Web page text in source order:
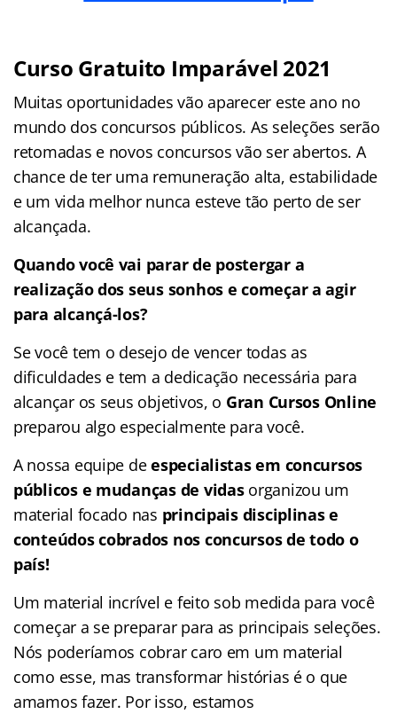
Curso Gratuito Imparável 2021
Muitas oportunidades vão aparecer este ano no
mundo dos concursos públicos. As seleções serão
retomadas e novos concursos vão ser abertos. A
chance de ter uma remuneração alta, estabilidade
e um vida melhor nunca esteve tão perto de ser
alcançada.
Quando você vai parar de postergar a
realização dos seus sonhos e começar a agir
para alcançá-los?
Se você tem o desejo de vencer todas as
dificuldades e tem a dedicação necessária para
alcançar os seus objetivos, o Gran Cursos Online
preparou algo especialmente para você.
A nossa equipe deespecialistas em concursos
públicos e mudanças de vidasorganizou um
material focado nas principais disciplinas e
conteúdos cobrados nos concursos de todo o
país!
Um material incrível e feito sob medida para você
começar a se preparar para as principais seleções.
Nós poderíamos cobrar caro em um material
como esse, mas transformar histórias é o que
amamos fazer. Por isso, estamos